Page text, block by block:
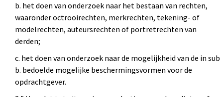
b. het doen van onderzoek naar het bestaan van rechten,
waaronder octrooirechten, merkrechten, tekening- of
modelrechten, auteursrechten of portretrechten van
derden;
c. het doen van onderzoek naar de mogelijkheid van de in sub
b. bedoelde mogelijke beschermingsvormen voor de
opdrachtgever.